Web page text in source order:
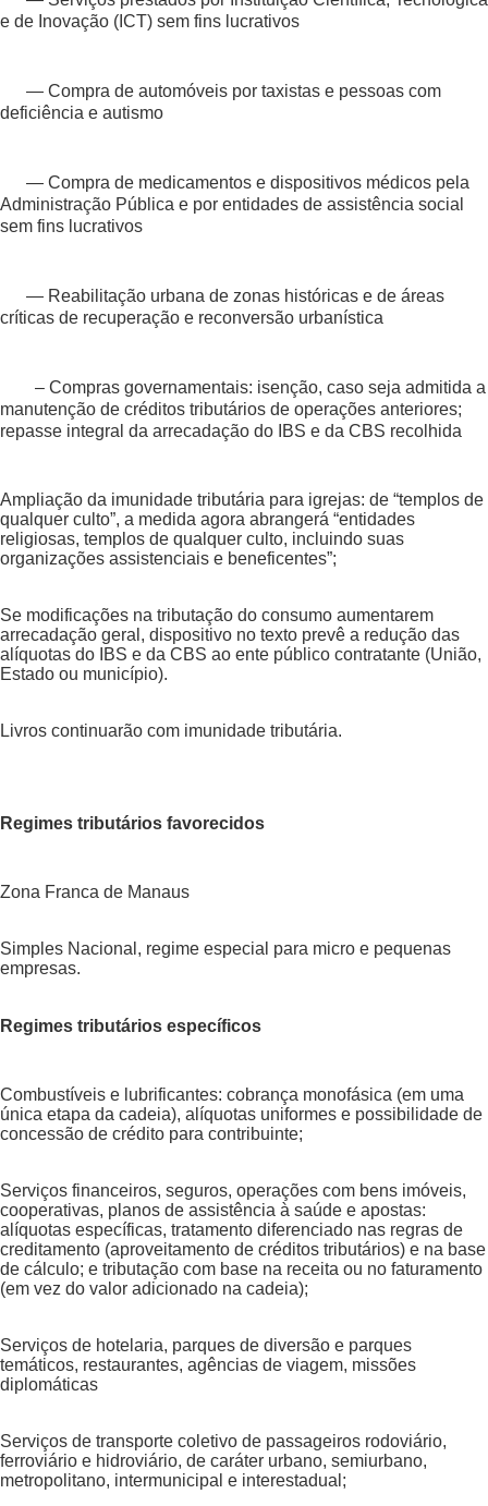
e de Inovação (ICT) sem fins lucrativos
— Compra de automóveis por taxistas e pessoas com
deficiência e autismo
— Compra de medicamentos e dispositivos médicos pela
Administração Pública e por entidades de assistência social
sem fins lucrativos
— Reabilitação urbana de zonas históricas e de áreas
críticas de recuperação e reconversão urbanística
– Compras governamentais: isenção, caso seja admitida a
manutenção de créditos tributários de operações anteriores;
repasse integral da arrecadação do IBS e da CBS recolhida
Ampliação da imunidade tributária para igrejas: de “templos de
qualquer culto”, a medida agora abrangerá “entidades
religiosas, templos de qualquer culto, incluindo suas
organizações assistenciais e beneficentes”;
Se modificações na tributação do consumo aumentarem
arrecadação geral, dispositivo no texto prevê a redução das
alíquotas do IBS e da CBS ao ente público contratante (União,
Estado ou município).
Livros continuarão com imunidade tributária.
Regimes tributários favorecidos
Zona Franca de Manaus
Simples Nacional, regime especial para micro e pequenas
empresas.
Regimes tributários específicos
Combustíveis e lubrificantes: cobrança monofásica (em uma
única etapa da cadeia), alíquotas uniformes e possibilidade de
concessão de crédito para contribuinte;
Serviços financeiros, seguros, operações com bens imóveis,
cooperativas, planos de assistência à saúde e apostas:
alíquotas específicas, tratamento diferenciado nas regras de
creditamento (aproveitamento de créditos tributários) e na base
de cálculo; e tributação com base na receita ou no faturamento
(em vez do valor adicionado na cadeia);
Serviços de hotelaria, parques de diversão e parques
temáticos, restaurantes, agências de viagem, missões
diplomáticas
Serviços de transporte coletivo de passageiros rodoviário,
ferroviário e hidroviário, de caráter urbano, semiurbano,
metropolitano, intermunicipal e interestadual;